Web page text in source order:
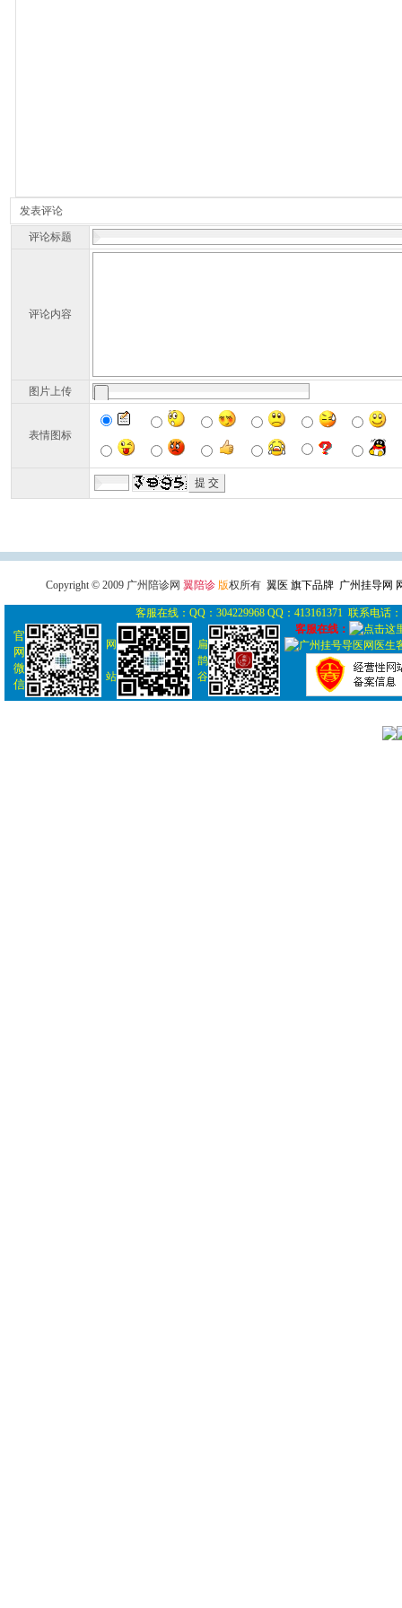
发表评论
评论标题
评论内容
图片上传
表情图标
Copyright © 2009 广州陪诊网 翼陪诊 版权所有 翼医 旗下品牌 广州挂导网
客服在线：QQ：304229968 QQ：413161371 联系电话
官
网
微
信
网
站
扁
鹊
谷
客服在线：